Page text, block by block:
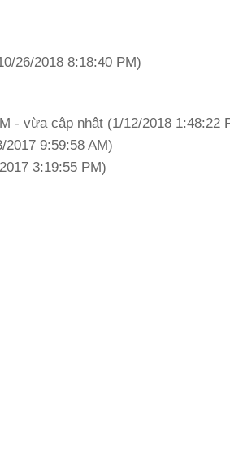
26/2018 8:18:40 PM)
- vừa cập nhật (1/12/2018 1:48:22
9:59:58 AM)
3:19:55 PM)